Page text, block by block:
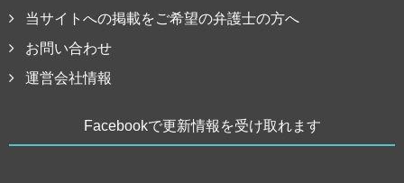
当サイトへの掲載をご希望の弁護士の方へ
お問い合わせ
運営会社情報
Facebookで更新情報を受け取れます